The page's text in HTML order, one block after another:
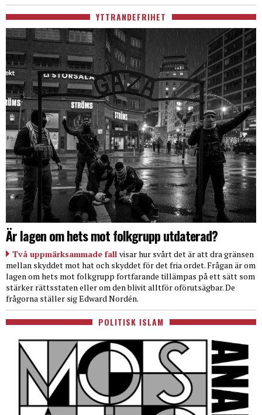
YTTRANDEFRIHET
Är lagen om hets mot folkgrupp utdaterad?
Två uppmärksammade fall visar hur svårt det är att dra gränsen
mellan skyddet mot hat och skyddet för det fria ordet. Frågan är om
lagen om hets mot folkgrupp fortfarande tillämpas på ett sätt som
stärker rättsstaten eller om den blivit alltför oförutsägbar. De
frågorna ställer sig Edward Nordén.
POLITISK ISLAM